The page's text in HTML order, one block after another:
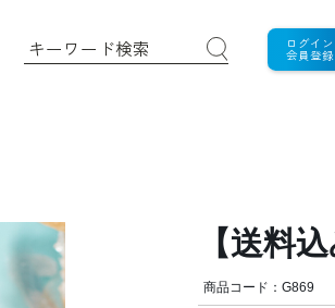
ログイン
会員登録
【送料
商品コード：G869